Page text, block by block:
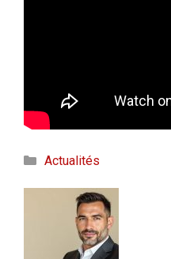
Catégories
Actualités